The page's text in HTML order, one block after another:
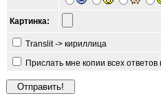
Картинка:
Translit -> кириллица
Прислать мне копии всех